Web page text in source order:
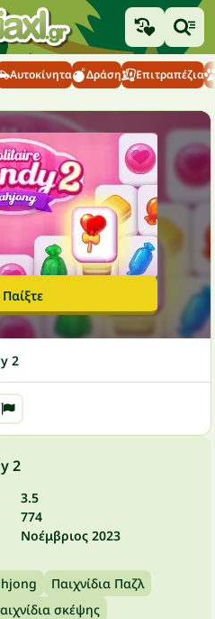
Αυτοκίνητα Δράση Επιτραπέζια
Παίξτε
2
2
3.5
774
Νοέμβριος 2023
Παιχνίδια Παζλ
σκέψης